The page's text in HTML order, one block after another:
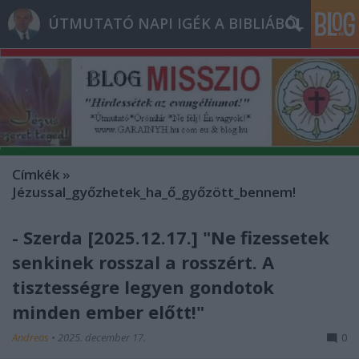
ÚTMUTATÓ NAPI IGÉK A BIBLIÁBÓL
Címkék »
Jézussal_győzhetek_ha_ő_győzött_bennem!
- Szerda [2025.12.17.] "Ne fizessetek
senkinek rosszal a rosszért. A
tisztességre legyen gondotok
minden ember előtt!"
Andreas • 2025. december 17. 0